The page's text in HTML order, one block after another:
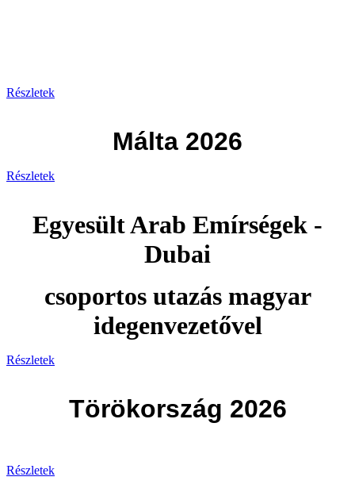
Részletek
Málta 2026
Részletek
Egyesült Arab Emírségek -
Dubai
csoportos utazás magyar
idegenvezetővel
Részletek
Törökország 2026
Részletek